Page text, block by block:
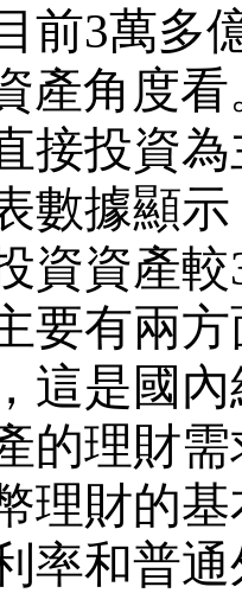
前3萬多
產角度
接投資
數據顯示
資資產較
要有兩
這是國
的理財
理財的
率和普